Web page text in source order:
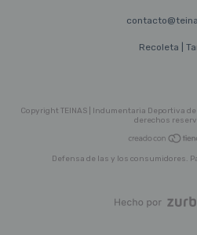
Recoleta |
Copyright TEINAS | Indumentaria Deportiva
derechos
Defensa de las y los consumidores.